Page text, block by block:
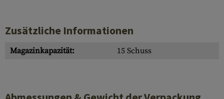
Zusätzliche Informationen
Magazinkapazität: 15 Schuss